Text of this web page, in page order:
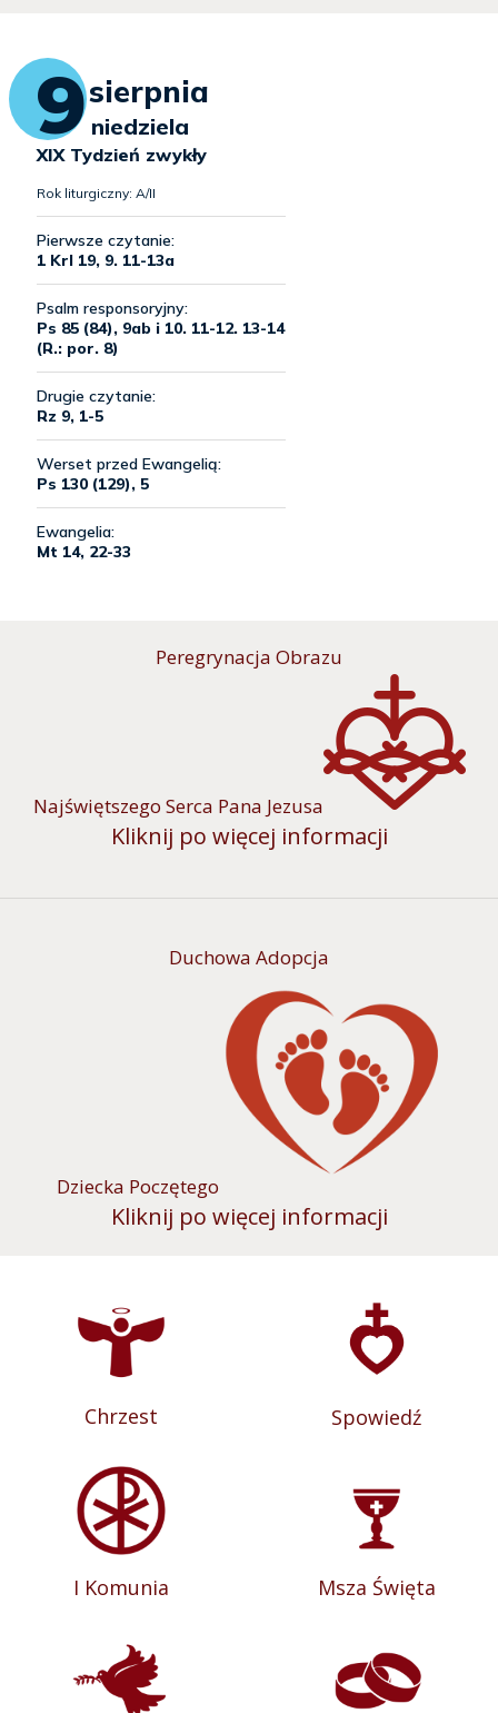
Peregrynacja Obrazu
Najświętszego Serca Pana Jezusa
Kliknij po więcej informacji
Duchowa Adopcja
Dziecka Poczętego
Kliknij po więcej informacji
Chrzest Spowiedź
I Komunia Msza Święta